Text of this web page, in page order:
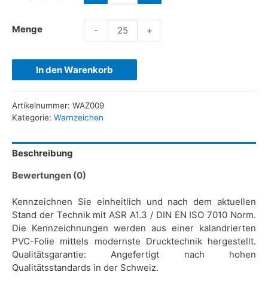
Menge - +
In den Warenkorb
Artikelnummer: WAZ009
Kategorie: Warnzeichen
Beschreibung
Bewertungen (0)
Kennzeichnen Sie einheitlich und nach dem aktuellen
Stand der Technik mit ASR A1.3 / DIN EN ISO 7010 Norm.
Die Kennzeichnungen werden aus einer kalandrierten
PVC-Folie mittels modernste Drucktechnik hergestellt.
Qualitätsgarantie: Angefertigt nach hohen
Qualitätsstandards in der Schweiz.